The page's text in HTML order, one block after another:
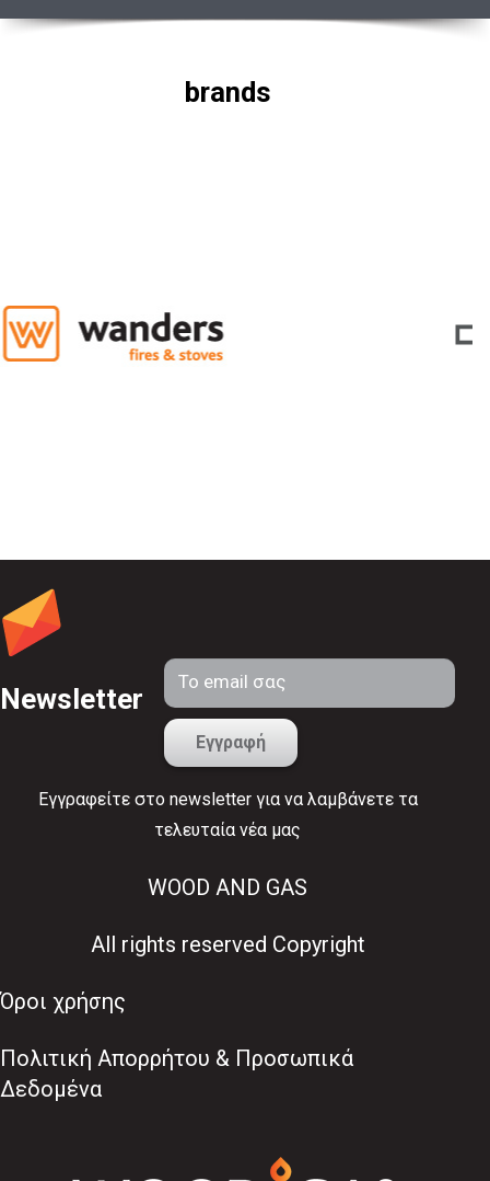
brands
Newsletter
Εγγραφείτε στο newsletter για να λαμβάνετε τα
τελευταία νέα μας
WOOD AND GAS
All rights reserved Copyright
Όροι χρήσης
Πολιτική Απορρήτου & Προσωπικά
Δεδομένα